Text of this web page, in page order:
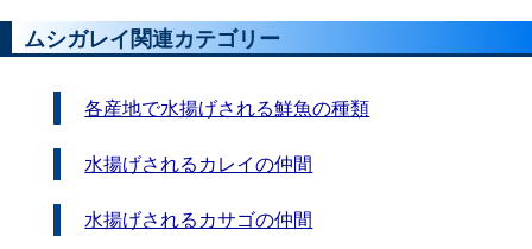
ムシガレイ関連カテゴリー
各産地で水揚げされる鮮魚の種類
水揚げされるカレイの仲間
水揚げされるカサゴの仲間